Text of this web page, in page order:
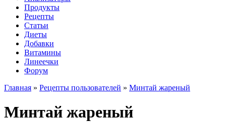
Продукты
Рецепты
Статьи
Диеты
Добавки
Витамины
Линеечки
Форум
Главная » Рецепты пользователей » Минтай жареный
Минтай жареный